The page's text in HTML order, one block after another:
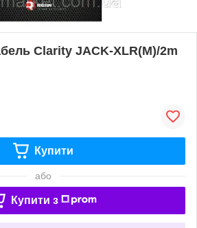
Clarity JACK-XLR(M)/2m
Купити
або
Купити з